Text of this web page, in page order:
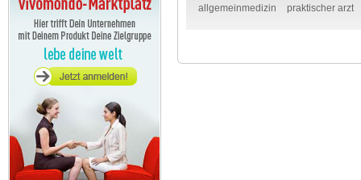
allgemeinmedizin praktischer arzt